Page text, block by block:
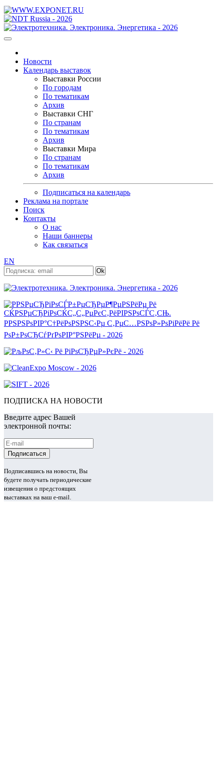
Новости
Календарь выставок
Выставки России
По городам
По тематикам
Архив
Выставки СНГ
По странам
По тематикам
Архив
Выставки Мира
По странам
По тематикам
Архив
Подписаться на календарь
Реклама на портале
Поиск
Контакты
О нас
Наши баннеры
Как связаться
EN
ПОДПИСКА НА НОВОСТИ
Введите адрес Вашей
электронной почты:
Подписавшись на новости, Вы
будете получать периодические
извещения о предстоящих
выставках на ваш e-mail.